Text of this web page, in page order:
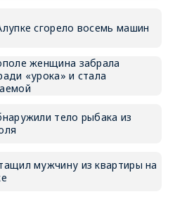
сгорело восемь машин
женщина забрала
«урока» и стала
тело рыбака из
мужчину из квартиры на